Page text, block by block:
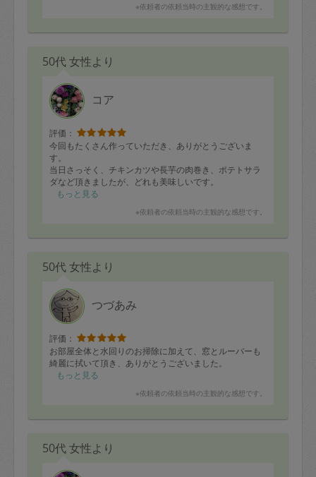
いつも楽しみで仕方がありません❤️※依頼者の依頼当時の主観的な感想です。
50代 女性より
コア
評価：
今回もたくさん作っていただき、ありがとうございま
す。
当日さっそく、チキンカツや長芋の肉巻き、ポテトサラ
ダなど頂きましたが、どれも美味しいです。
余った材料も副菜用にさっと作っていただけるので、無
また、よろしくお願い致します。
もっと見る
※依頼者の依頼当時の主観的な感想です。
50代 女性より
つづあみ
評価：
お部屋全体と水回りのお掃除に加えて、窓とルーバーも
綺麗に拭いて頂き、ありがとうございました。
もっと見る
※依頼者の依頼当時の主観的な感想です。
50代 女性より